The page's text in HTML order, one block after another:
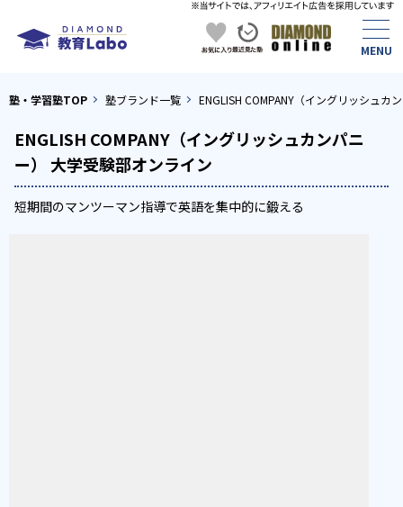
塾・学習塾TOP 塾ブランド一覧 ENGLISH COMPANY（イングリッシュカ
ENGLISH COMPANY（イングリッシュカンパニ
ー） 大学受験部オンライン
短期間のマンツーマン指導で英語を集中的に鍛える